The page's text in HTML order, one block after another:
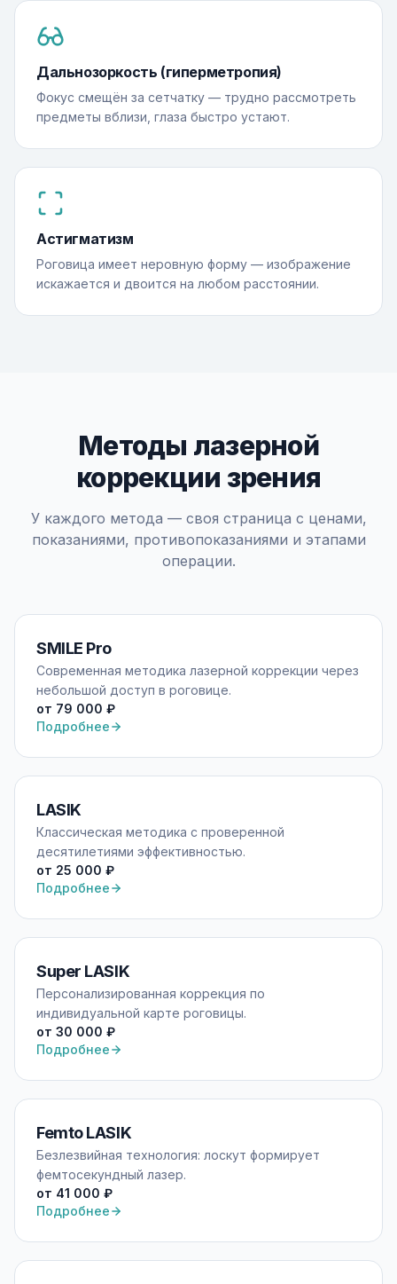
Дальнозоркость (гиперметропия)
Фокус смещён за сетчатку — трудно рассмотреть
предметы вблизи, глаза быстро устают.
Астигматизм
Роговица имеет неровную форму — изображение
искажается и двоится на любом расстоянии.
Методы лазерной
коррекции зрения
У каждого метода — своя страница с ценами,
показаниями, противопоказаниями и этапами
операции.
SMILE Pro
Современная методика лазерной коррекции через
небольшой доступ в роговице.
от 79 000 ₽
Подробнее
LASIK
Классическая методика с проверенной
десятилетиями эффективностью.
от 25 000 ₽
Подробнее
Super LASIK
Персонализированная коррекция по
индивидуальной карте роговицы.
от 30 000 ₽
Подробнее
Femto LASIK
Безлезвийная технология: лоскут формирует
фемтосекундный лазер.
от 41 000 ₽
Подробнее